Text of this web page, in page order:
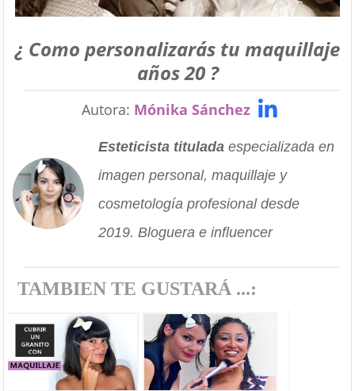
¿ Como personalizarás tu maquillaje
años 20 ?
Autora: Mónika Sánchez
Esteticista tituladaespecializada en
imagen personal, maquillaje y
cosmetología profesional desde
2019. Bloguera e influencer
TAMBIEN TE GUSTARÁ ...: